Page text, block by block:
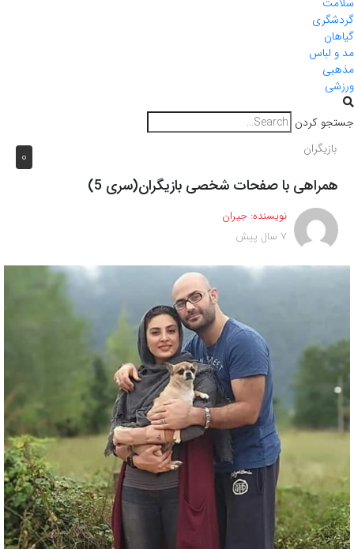
گردشگری
گیاهان
مد و لباس
مذهبی
ورزشی
جستجو کردن
0 بازیگران
همراهی با صفحات شخصی بازیگران(سری 5)
نویسنده: جیران
7 سال پیش